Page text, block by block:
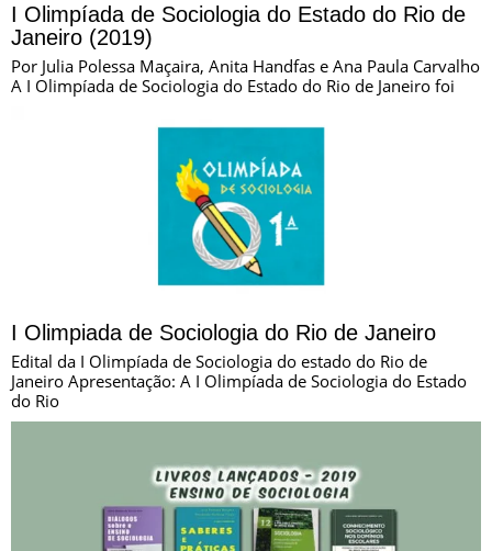
I Olimpíada de Sociologia do Estado do Rio de
Janeiro (2019)
Por Julia Polessa Maçaira, Anita Handfas e Ana Paula Carvalho
A I Olimpíada de Sociologia do Estado do Rio de Janeiro foi
I Olimpiada de Sociologia do Rio de Janeiro
Edital da I Olimpíada de Sociologia do estado do Rio de
Janeiro Apresentação: A I Olimpíada de Sociologia do Estado
do Rio